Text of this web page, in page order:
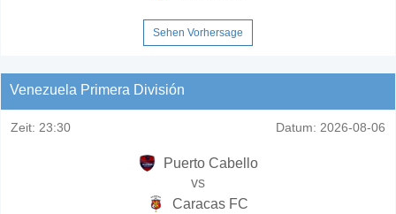
Sehen Vorhersage
Venezuela Primera División
Zeit: 23:30 Datum: 2026-08-06
Puerto Cabello
vs
Caracas FC